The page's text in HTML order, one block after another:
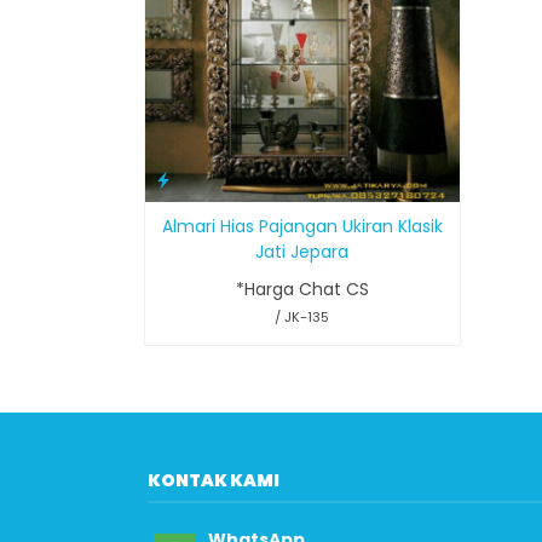
Almari Hias Pajangan Ukiran Klasik
Jati Jepara
*Harga Chat CS
/ JK-135
KONTAK KAMI